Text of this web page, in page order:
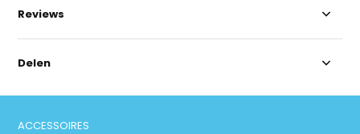
Reviews
Delen
ACCESSOIRES